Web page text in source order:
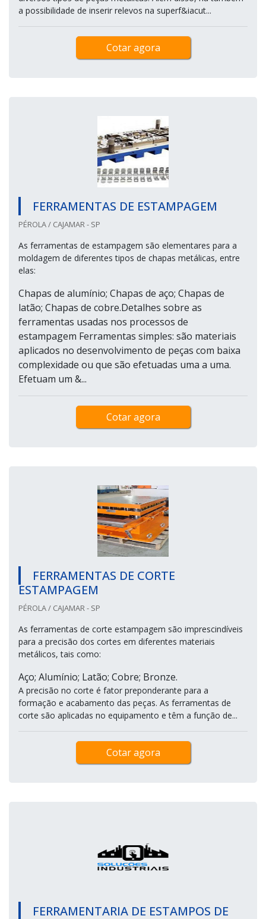
a possibilidade de inserir relevos na superf&iacut...
Cotar agora
FERRAMENTAS DE ESTAMPAGEM
PÉROLA / CAJAMAR - SP
As ferramentas de estampagem são elementares para a
moldagem de diferentes tipos de chapas metálicas, entre
elas:
Chapas de alumínio; Chapas de aço; Chapas de
latão; Chapas de cobre.Detalhes sobre as
ferramentas usadas nos processos de
estampagem Ferramentas simples: são materiais
aplicados no desenvolvimento de peças com baixa
complexidade ou que são efetuadas uma a uma.
Efetuam um &...
Cotar agora
FERRAMENTAS DE CORTE
ESTAMPAGEM
PÉROLA / CAJAMAR - SP
As ferramentas de corte estampagem são imprescindíveis
para a precisão dos cortes em diferentes materiais
metálicos, tais como:
Aço; Alumínio; Latão; Cobre; Bronze.
A precisão no corte é fator preponderante para a
formação e acabamento das peças. As ferramentas de
corte são aplicadas no equipamento e têm a função de...
Cotar agora
FERRAMENTARIA DE ESTAMPOS DE